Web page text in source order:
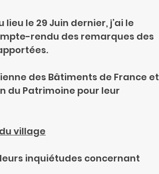
lieu le 29 Juin dernier, j’ai le
rendu des remarques des
des Bâtiments de France et
du Patrimoine pour leur
village
inquiétudes concernant